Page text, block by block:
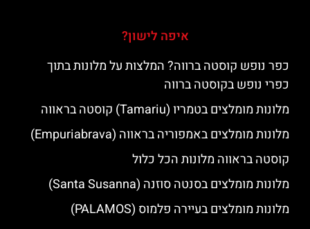
איפה לישון?
כפר נופש קוסטה ברווה? המלצות על מלונות בתוך
כפרי נופש בקוסטה ברווה
מלונות מומלצים בטמריו (Tamariu) קוסטה בראווה
מלונות מומלצים באמפוריה בראווה (Empuriabrava)
קוסטה בראווה מלונות הכל כלול
מלונות מומלצים בסנטה סוזנה (Santa Susanna)
מלונות מומלצים בעיירה פלמוס (PALAMOS)